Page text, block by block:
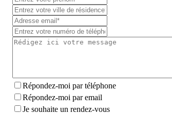
Répondez-moi par téléphone
Répondez-moi par email
Je souhaite un rendez-vous